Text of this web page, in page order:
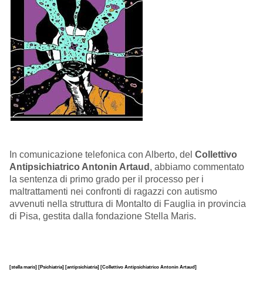
In comunicazione telefonica con Alberto, del Collettivo
Antipsichiatrico Antonin Artaud , abbiamo commentato
la sentenza di primo grado per il processo per i
maltrattamenti nei confronti di ragazzi con autismo
avvenuti nella struttura di Montalto di Fauglia in provincia
di Pisa, gestita dalla fondazione Stella Maris.
[stella maris] [Psichiatria] [antipsichiatria] [Collettivo Antipsichiatrico Antonin Artaud]